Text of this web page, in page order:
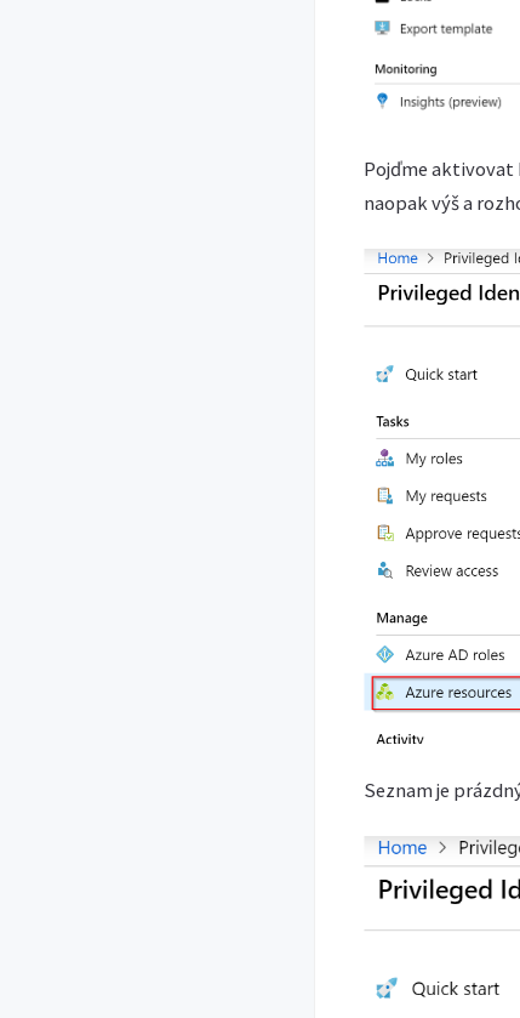
Pojďme aktivovat
naopak výš a
Seznam je